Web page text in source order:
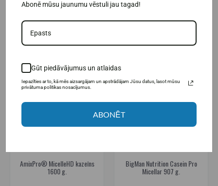
IELIKT GROZĀ
AmixPro® MicelleHD kazeīns
1600 g.
BigMan Nutrition Casein Pro
Micellar 907 g.
Abonē mūsu jaunumu vēstuli jau tagad!
Gūt piedāvājumus un atlaidas
Iepazīties ar to, kā mēs aizsargājam un apstrādājam Jūsu datus, lasot mūsu
privātuma politikas nosacījumus.
ABONĒT